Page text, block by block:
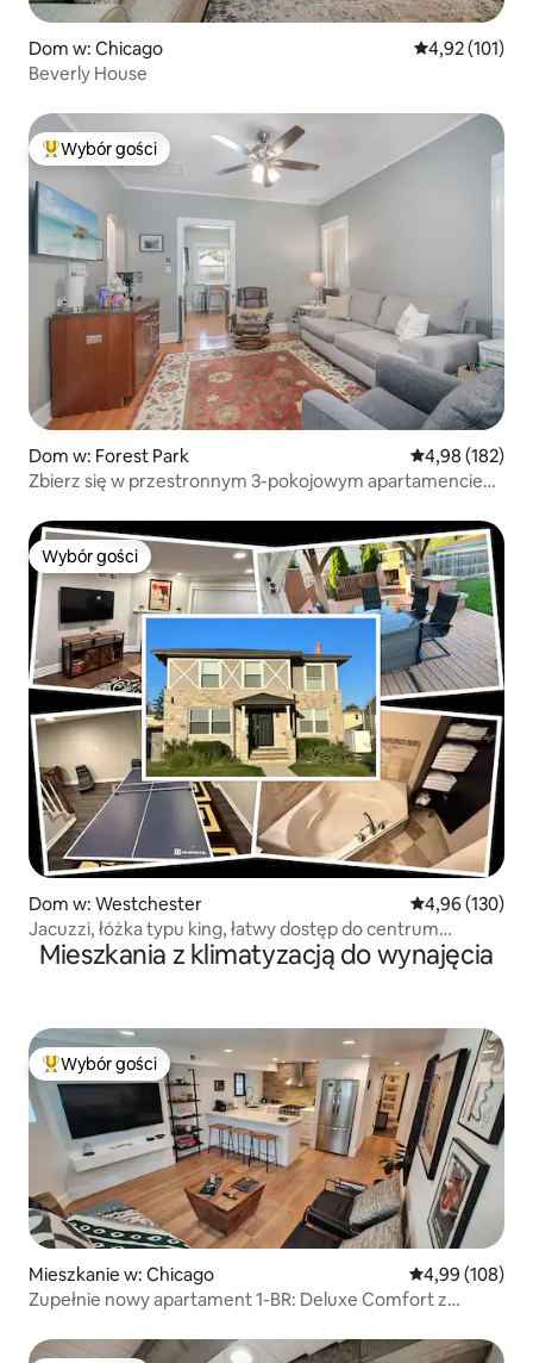
Dom w: Chicago Średnia
4,92 (101)
Beverly House
Najpopularniejsze z kategorii Wybór gości
Wybór gości
Dom w: Forest Park Średnia
4,98 (182)
Zbierz się w przestronnym 3-pokojowym apartamencie
Wybór gości
Wybór gości
Dom w: Westchester Średnia
4,96 (130)
Jacuzzi, łóżka typu king, łatwy dostęp do centrum
Chicago!
Mieszkania z klimatyzacją do wynajęcia
Najpopularniejsze z kategorii Wybór gości
Wybór gości
Mieszkanie w: Chicago Średnia
4,99 (108)
Zupełnie nowy apartament 1-BR: Deluxe Comfort z